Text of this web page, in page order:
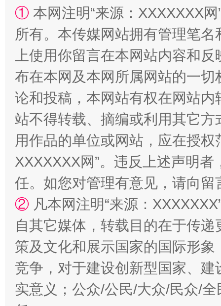
全民健身五年计划来了！等你上场
阿坝州三大球赛在茂县开幕 规模
国家大学科技园优化重塑工作
① 本网注明“来源：XXXXXXX
所有。本传媒网站拥有管理笔
上使用你留言在本网站内容和
布在本网及本网所属网站的一
论和投稿，本网站有权在网站
站不得转载、摘编或利用其它
用作品的单位或网站，应在授
XXXXXXX网”。违反上述声明
任。如您对管理有意见，请向
② 凡本网注明“来源：
自其它媒体，转载目的在于传
策及文化和展示国家的国际形
竞争，对于建设创新型国家、
实意义；公众/公民/大众/民众/